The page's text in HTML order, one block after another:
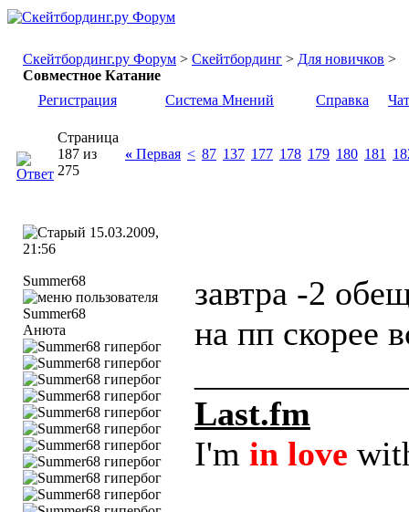
Скейтбординг.ру Форум > Скейтбординг > Для новичков >
Совместное Катание
Регистрация
Система Мнений Справка Чат
Страница
187 из
275
« Первая < 87 137 177 178 179 180 181
15.03.2009,
21:56
Summer68
Анюта
завтра -2
на пп скорее
Last.fm
I'm in love